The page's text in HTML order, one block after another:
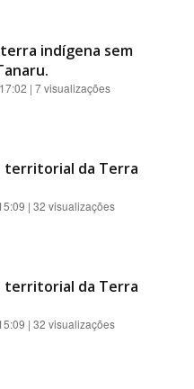
indígena sem
| 7 visualizações
territorial da Terra
| 32 visualizações
territorial da Terra
| 32 visualizações